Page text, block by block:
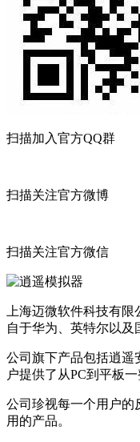
扫描加入官方QQ群
扫描关注官方微博
扫描关注官方微信
上海迈微软件科技有
自于华为、英特尔以及
公司旗下产品包括逍遥
户提供了从PC到平板
公司珍视每一个用户的
用的产品。